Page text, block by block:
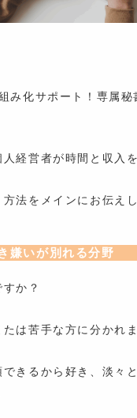
み化サポート！専属秘
経営者が時間と収入
法をメインにお伝え
嫌いが別れる分野
か？
は苦手な方に分かれま
きるから好き、淡々